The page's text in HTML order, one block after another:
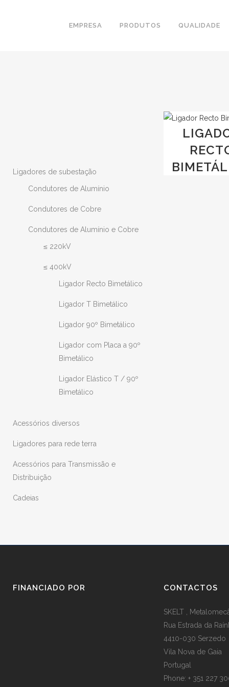
EMPRESA PRODUTOS QUALIDADE
Ligadores de subestação
Condutores de Alumínio
Condutores de Cobre
Condutores de Alumínio e Cobre
≤ 220kV
≤ 400kV
Ligador Recto Bimetálico
Ligador T Bimetálico
Ligador 90º Bimetálico
Ligador com Placa a 90º
Bimetálico
Ligador Elástico T / 90º
Bimetálico
Acessórios diversos
Ligadores para rede terra
Acessórios para Transmissão e
Distribuição
Cadeias
FINANCIADO POR CONTACTOS
SKELT ,
Rua Estrada da
4410-030 Serzedo
Vila Nova de Gaia
Portugal
Phone: + 351 227